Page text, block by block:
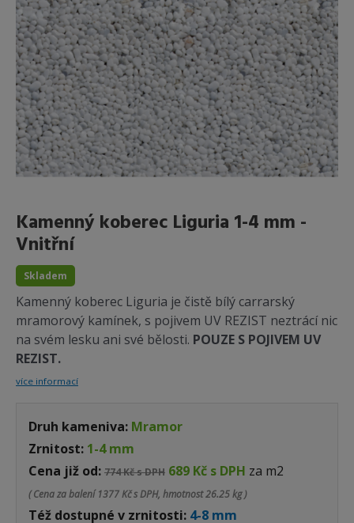
Kamenný koberec Liguria 1-4 mm -
Vnitřní
Skladem
Kamenný koberec Liguria je čistě bílý carrarský
mramorový kamínek, s pojivem UV REZIST neztrácí nic
na svém lesku ani své bělosti. POUZE S POJIVEM UV
REZIST.
více informací
Druh kameniva: Mramor
Zrnitost: 1-4 mm
Cena již od: 774 Kč s DPH 689 Kč s DPH za m2
( Cena za balení 1377 Kč s DPH, hmotnost 26.25 kg )
Též dostupné v zrnitosti: 4-8 mm